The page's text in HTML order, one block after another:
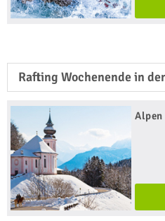
Rafting Wochenende in
Alpen